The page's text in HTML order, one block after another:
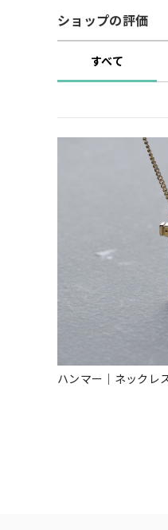
ショップの評価
すべて
ハンマー｜ネックレ